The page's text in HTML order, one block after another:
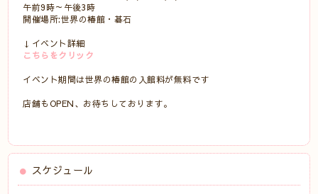
午前9時～午後3時
開催場所:世界の椿館・碁石
↓イベント詳細
こちらをクリック
イベント期間は世界の椿館の入館料が無料です
店舗もOPEN、お待ちしております。
スケジュール